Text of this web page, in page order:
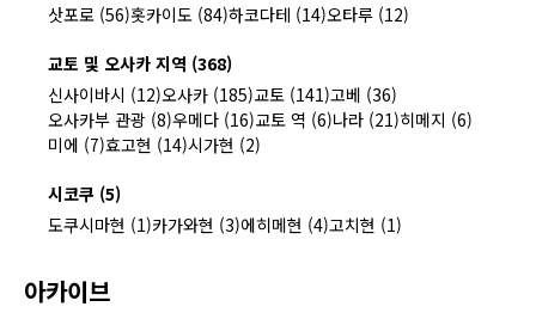
삿포로 (56)홋카이도 (84)하코다테 (14)오타루 (12)
교토 및 오사카 지역 (368)
신사이바시 (12)오사카 (185)교토 (141)고베 (36)
오사카부 관광 (8)우메다 (16)교토 역 (6)나라 (21)히메지 (6)
미에 (7)효고현 (14)시가현 (2)
시코쿠 (5)
도쿠시마현 (1)카가와현 (3)에히메현 (4)고치현 (1)
아카이브